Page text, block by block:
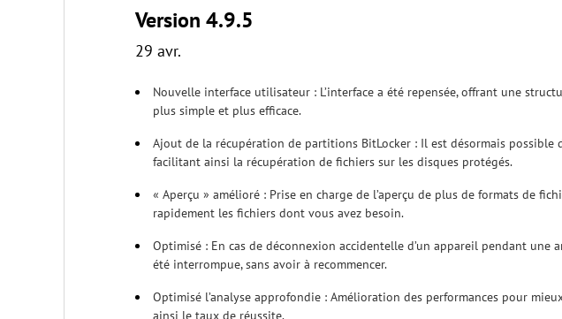
Version 4.9.5
29 avr.
Nouvelle interface utilisateur : L’interface a été repensée, offrant une
plus simple et plus efficace.
Ajout de la récupération de partitions BitLocker : Il est désormais possible
facilitant ainsi la récupération de fichiers sur les disques protégés.
« Aperçu » amélioré : Prise en charge de l’aperçu de plus de formats de
rapidement les fichiers dont vous avez besoin.
Optimisé : En cas de déconnexion accidentelle d’un appareil pendant
été interrompue, sans avoir à recommencer.
Optimisé l’analyse approfondie : Amélioration des performances pour
ainsi le taux de réussite.